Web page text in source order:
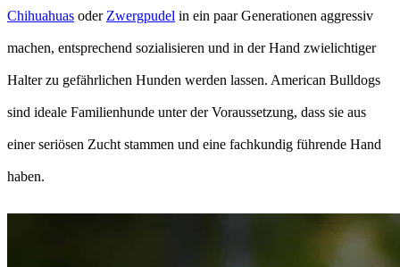
Chihuahuas oder Zwergpudel in ein paar Generationen aggressiv
machen, entsprechend sozialisieren und in der Hand zwielichtiger
Halter zu gefährlichen Hunden werden lassen. American Bulldogs
sind ideale Familienhunde unter der Voraussetzung, dass sie aus
einer seriösen Zucht stammen und eine fachkundig führende Hand
haben.